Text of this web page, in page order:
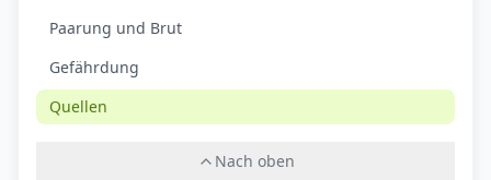
Paarung und Brut
Gefährdung
Quellen
Nach oben